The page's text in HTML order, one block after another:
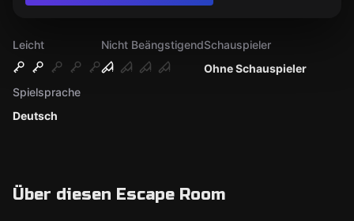
Leicht
Nicht Beängstigend
Ohne Schauspieler
Schauspieler
Deutsch
Spielsprache
Über diesen Escape Room